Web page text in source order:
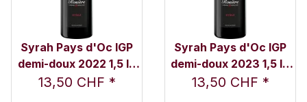
Syrah Pays d'Oc IGP
demi-doux 2022 1,5 l -
Rosière
13,50 CHF *
Syrah Pays d'Oc IGP
demi-doux 2023 1,5 l -
Rosière
13,50 CHF *